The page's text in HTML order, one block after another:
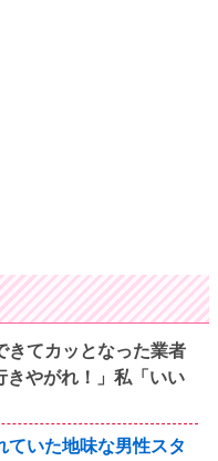
きてカッとなった業者
きやがれ！」私「いい
ていた地味な男性スタ